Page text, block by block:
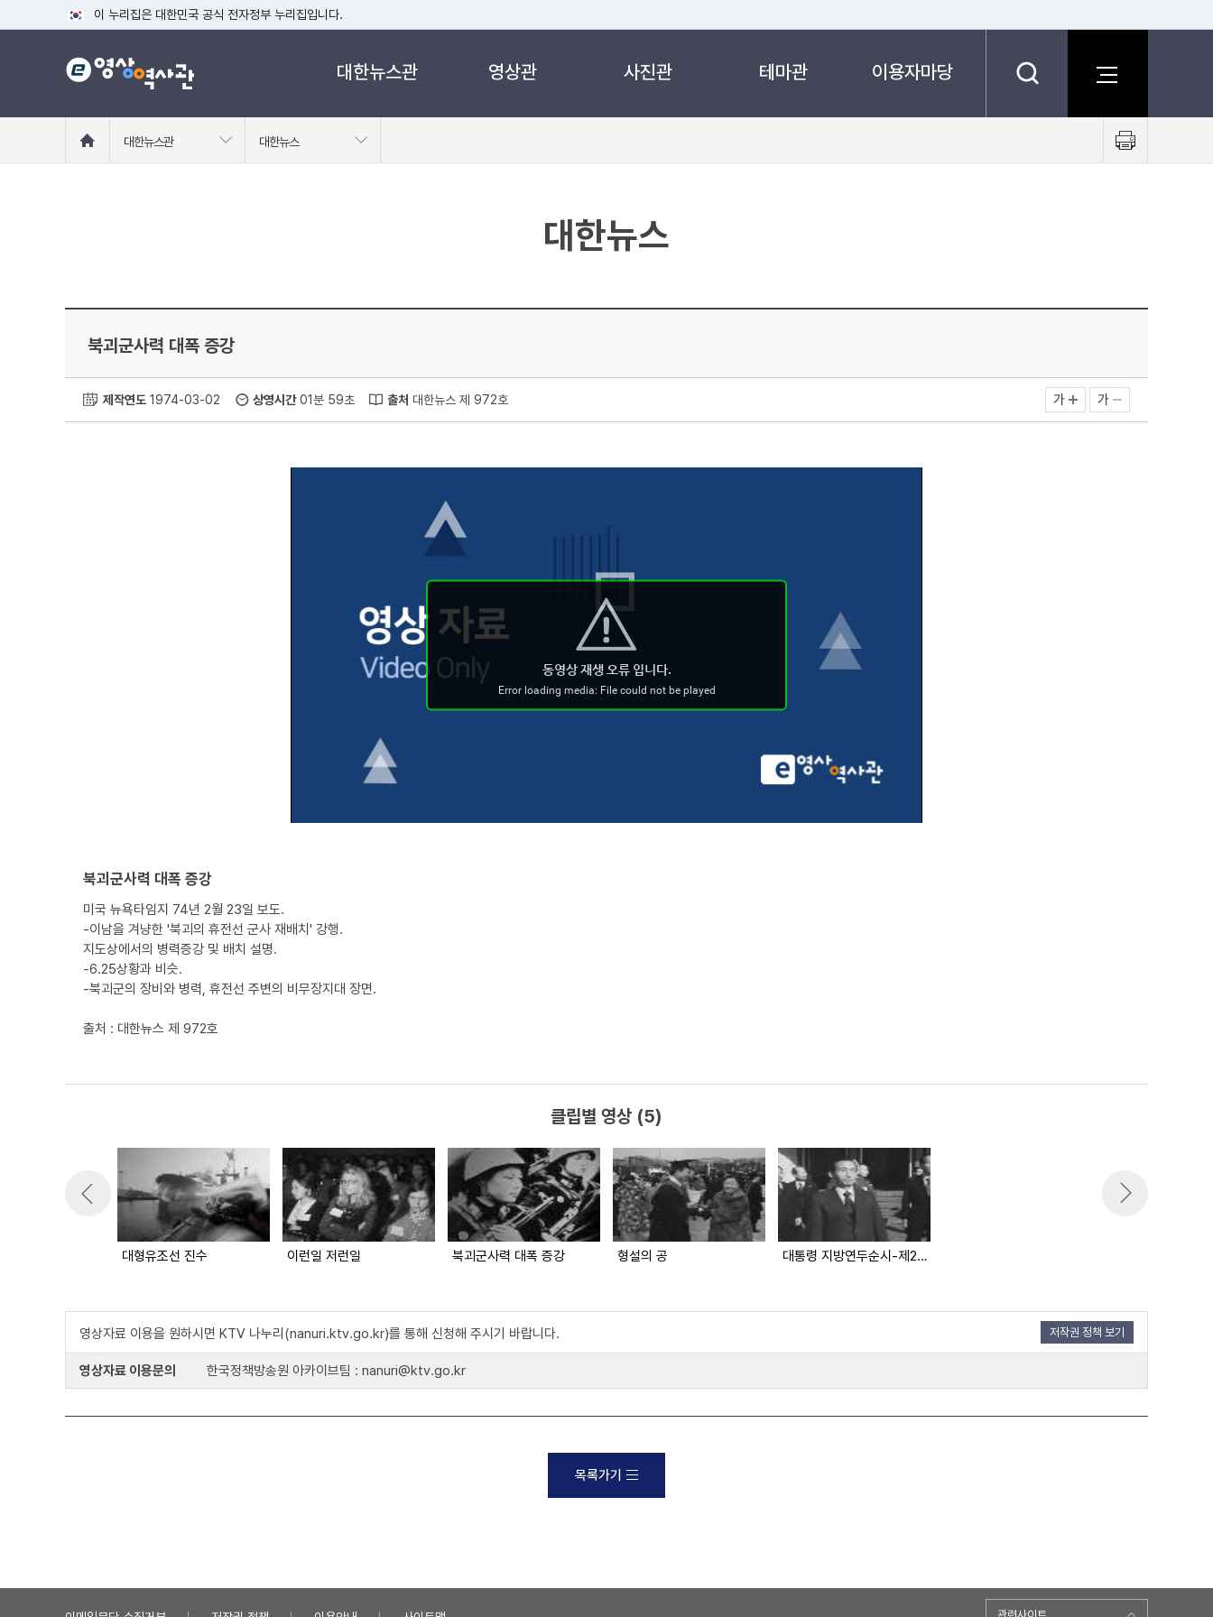
이 누리집은 대한민국 공식 전자정부 누리집입니다.
공식 누리집 주소 확인하기
go.kr 주소를 사용하는 누리집은 대한민국 정부기관이 관리하는 누리집입니다.
대한뉴스관 영상관 사진관 테마관 이용자마당
로
대한뉴스관 대한뉴스
트
대한뉴스
북괴군사력 대폭 증강
제작연도 1974-03-02 상영시간01분 59초 출처 대한뉴스 제 972호 가 가
북괴군사력 대폭 증강
미국 뉴욕타임지 74년 2월 23일 보도.
-이남을 겨냥한 '북괴의 휴전선 군사 재배치' 강행.
지도상에서의 병력증강 및 배치 설명.
-6.25상황과 비슷.
-북괴군의 장비와 병력, 휴전선 주변의 비무장지대 장면.
출처 : 대한뉴스 제 972호
클립별 영상 (5)
대형유조선 진수 이런일 저런일 북괴군사력 대폭 증강 형설의 공 대통령 지방연두순시-제2신-
영상자료 이용을 원하시면 KTV 나누리(nanuri.ktv.go.kr)를 통해 신청해 주시기 바랍니다. 저작권 정책 보기
영상자료 이용문의 한국정책방송원 아카이브팀 : nanuri@ktv.go.kr
목록가기